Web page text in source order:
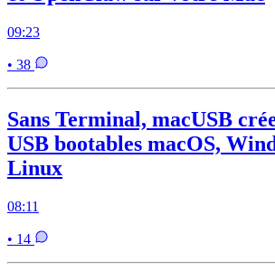
09:23
• 38
Sans Terminal, macUSB
USB bootables macOS,
Linux
08:11
• 14